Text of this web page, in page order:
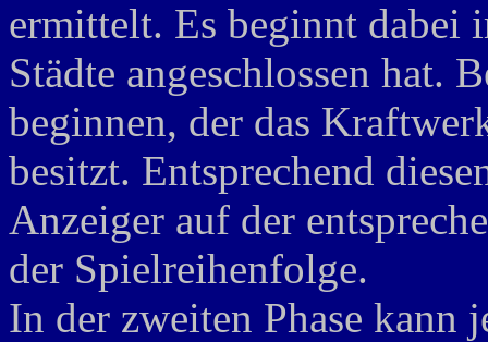
ermittelt. Es beginnt dabei
Städte angeschlossen hat.
beginnen, der das
besitzt. Entsprechend
Anzeiger auf der
der Spielreihenfolge.
In der zweiten Phase